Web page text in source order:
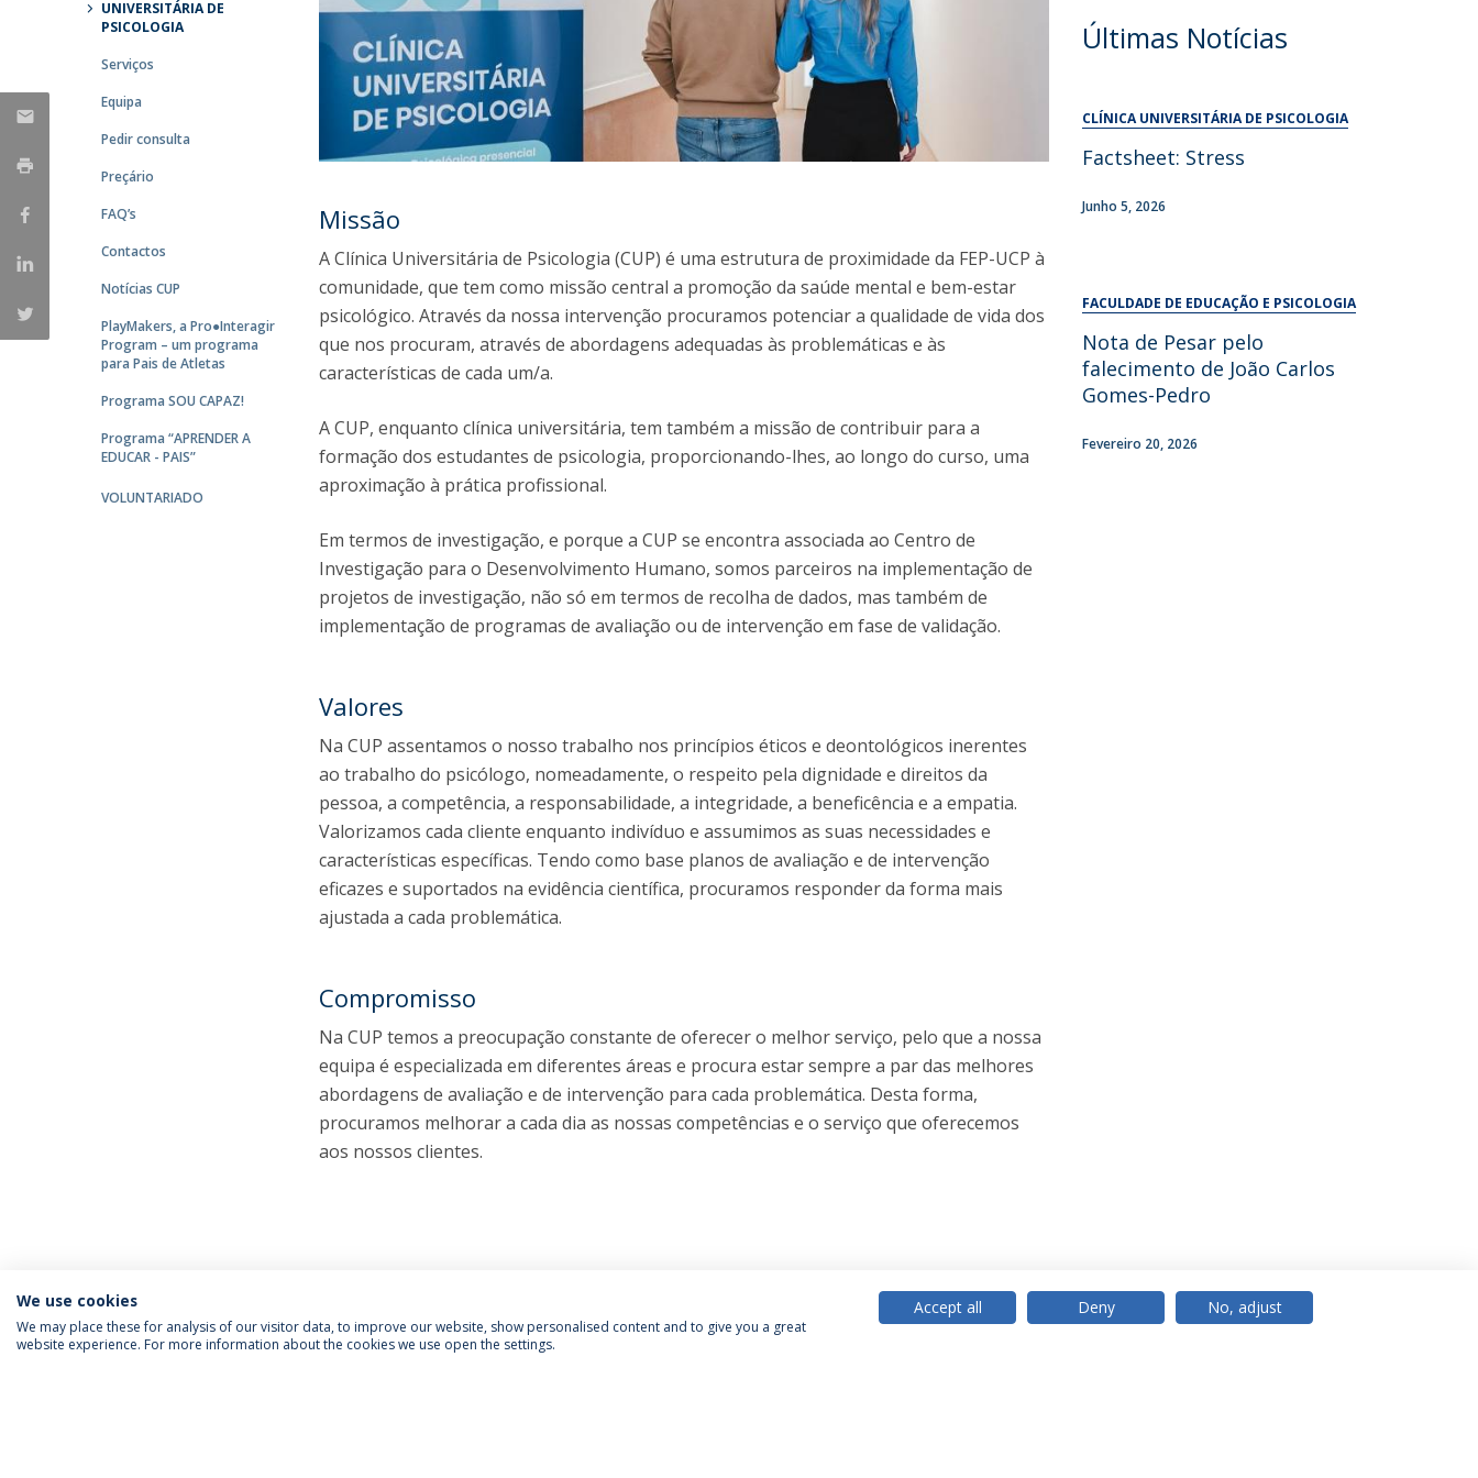
Research Centre for Human Development
Human Neurobehavioral Laboratory |
Iniciativas Nacionais
Alumni
Associação de Antigos Alunos de Psicologia
Segurança e Emergência
UNIVERSITÁRIA DE
PSICOLOGIA
Serviços
Equipa
Pedir consulta
Preçário
FAQ’s
Contactos
Notícias CUP
PlayMakers, a Pro●Interagir
Program – um programa
para Pais de Atletas
Programa SOU CAPAZ!
Programa “APRENDER A
EDUCAR - PAIS”
VOLUNTARIADO
Missão
A Clínica Universitária de Psicologia (CUP) é uma estrutura de proximidade da FEP-UCP à
comunidade, que tem como missão central a promoção da saúde mental e bem-estar
psicológico. Através da nossa intervenção procuramos potenciar a qualidade de vida dos
que nos procuram, através de abordagens adequadas às problemáticas e às
características de cada um/a.
A CUP, enquanto clínica universitária, tem também a missão de contribuir para a
formação dos estudantes de psicologia, proporcionando-lhes, ao longo do curso, uma
aproximação à prática profissional.
Em termos de investigação, e porque a CUP se encontra associada ao Centro de
Investigação para o Desenvolvimento Humano, somos parceiros na implementação de
projetos de investigação, não só em termos de recolha de dados, mas também de
implementação de programas de avaliação ou de intervenção em fase de validação.
Valores
Na CUP assentamos o nosso trabalho nos princípios éticos e deontológicos inerentes
ao trabalho do psicólogo, nomeadamente, o respeito pela dignidade e direitos da
pessoa, a competência, a responsabilidade, a integridade, a beneficência e a empatia.
Valorizamos cada cliente enquanto indivíduo e assumimos as suas necessidades e
características específicas. Tendo como base planos de avaliação e de intervenção
eficazes e suportados na evidência científica, procuramos responder da forma mais
ajustada a cada problemática.
Compromisso
Na CUP temos a preocupação constante de oferecer o melhor serviço, pelo que a nossa
equipa é especializada em diferentes áreas e procura estar sempre a par das melhores
abordagens de avaliação e de intervenção para cada problemática. Desta forma,
procuramos melhorar a cada dia as nossas competências e o serviço que oferecemos
aos nossos clientes.
Últimas Notícias
CLÍNICA UNIVERSITÁRIA DE PSICOLOGIA
Factsheet: Stress
Junho 5, 2026
FACULDADE DE EDUCAÇÃO E PSICOLOGIA
Nota de Pesar pelo
falecimento de João Carlos
Gomes-Pedro
Fevereiro 20, 2026
We use cookies
We may place these for analysis of our visitor data, to improve our website, show personalised content and to give you a great
website experience. For more information about the cookies we use open the settings.
Accept all Deny No, adjust